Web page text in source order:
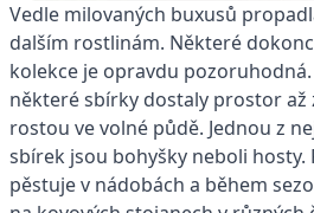
Vedle milovaných buxusů
dalším rostlinám. Některé
kolekce je opravdu
některé sbírky dostaly prostor až
rostou ve volné půdě. Jednou z
sbírek jsou bohyšky neboli hosty.
pěstuje v nádobách a během